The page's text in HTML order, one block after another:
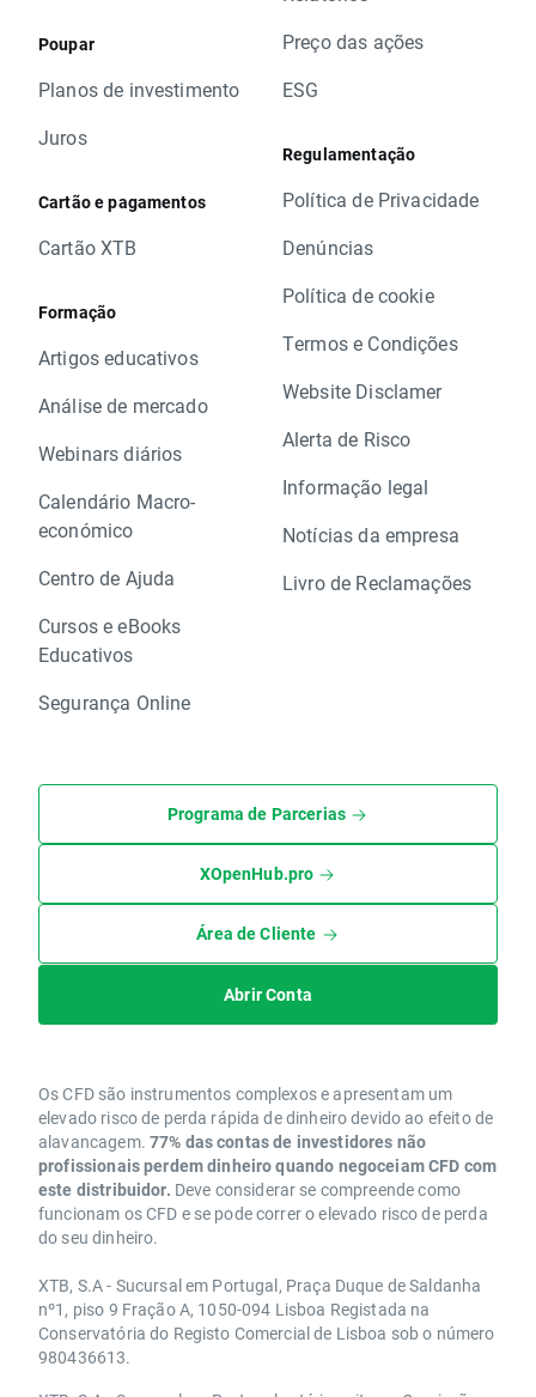
Poupar
Planos de investimento
Juros
Cartão e pagamentos
Cartão XTB
Formação
Artigos educativos
Análise de mercado
Webinars diários
Calendário Macro-
económico
Centro de Ajuda
Cursos e eBooks
Educativos
Segurança Online
Preço das ações
ESG
Regulamentação
Política de Privacidade
Denúncias
Política de cookie
Termos e Condições
Website Disclamer
Alerta de Risco
Informação legal
Notícias da empresa
Livro de Reclamações
Programa de Parcerias
XOpenHub.pro
Área de Cliente
Abrir Conta
Os CFD são instrumentos complexos e apresentam um
elevado risco de perda rápida de dinheiro devido ao efeito de
alavancagem. 77% das contas de investidores não
profissionais perdem dinheiro quando negoceiam CFD com
este distribuidor. Deve considerar se compreende como
funcionam os CFD e se pode correr o elevado risco de perda
do seu dinheiro.
XTB, S.A - Sucursal em Portugal, Praça Duque de Saldanha
nº1, piso 9 Fração A, 1050-094 Lisboa Registada na
Conservatória do Registo Comercial de Lisboa sob o número
980436613.